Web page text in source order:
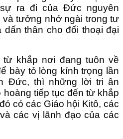
ra đi của Đức nguyên
tưởng nhớ ngài trong tư
dấn thân cho đối thoại đại
khắp nơi đang tuôn về
bày tỏ lòng kính trọng lần
Đức, thì những lời tri ân
tiếp tục đến từ khắp
có các Giáo hội Kitô, các
các vị lãnh đạo của các